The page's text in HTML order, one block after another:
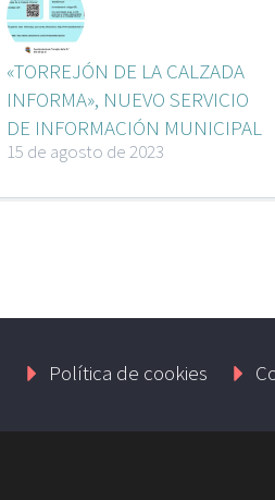
«TORREJÓN DE LA CALZADA
INFORMA», NUEVO SERVICIO
DE INFORMACIÓN MUNICIPAL
15 de agosto de 2023
Política de cookies